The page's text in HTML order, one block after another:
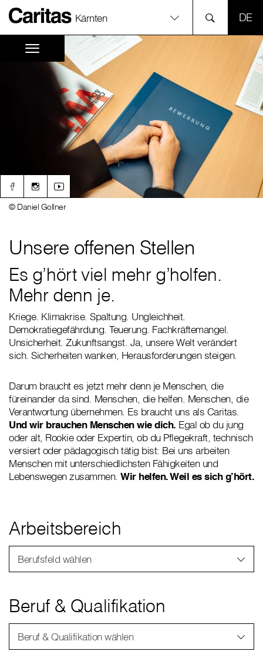
Kärnten
Unsere offenen Stellen
© Daniel Gollner
Es g’hört viel mehr g’holfen.
Mehr denn je.
Kriege. Klimakrise. Spaltung. Ungleichheit.
Demokratiegefährdung. Teuerung. Fachkräftemangel.
Unsicherheit. Zukunftsangst. Ja, unsere Welt verändert
sich. Sicherheiten wanken, Herausforderungen steigen.
Darum braucht es jetzt mehr denn je Menschen, die
füreinander da sind. Menschen, die helfen. Menschen, die
Verantwortung übernehmen. Es braucht uns als Caritas.
Und wir brauchen Menschen wie dich. Egal ob du jung
oder alt, Rookie oder Expertin, ob du Pflegekraft, technisch
versiert oder pädagogisch tätig bist: Bei uns arbeiten
Menschen mit unterschiedlichsten Fähigkeiten und
Lebenswegen zusammen. Wir helfen. Weil es sich g’hört.
Arbeitsbereich
Berufsfeld wählen
Beruf & Qualifikation
Beruf & Qualifikation wählen